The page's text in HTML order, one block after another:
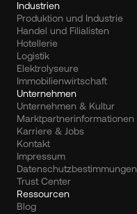
Industrien
Produktion und Industrie
Handel und Filialisten
Hotellerie
Logistik
Elektrolyseure
Immobilienwirtschaft
Unternehmen
Unternehmen & Kultur
Marktpartnerinformationen
Karriere & Jobs
Kontakt
Impressum
Datenschutzbestimmungen
Trust Center
Ressourcen
Blog